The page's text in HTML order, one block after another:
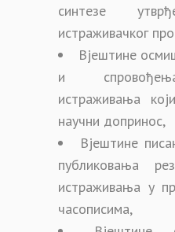
синтезе
истраживачког
Вјештине
и
истраживања
научни допринос,
Вјештине
публиковања
истраживања у
часописима,